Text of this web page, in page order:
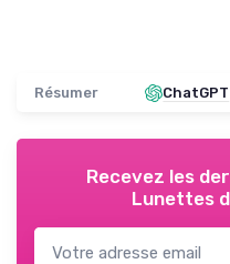
Résumer ChatGPT
Recevez les
Lunettes